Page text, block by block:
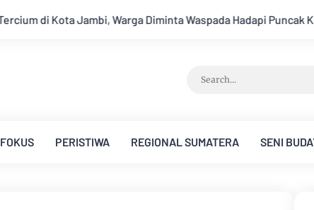
Waspada Hadapi Puncak Kemarau Ambisi Menjadi Polisi
FOKUS PERISTIWA REGIONAL SUMATERA SENI